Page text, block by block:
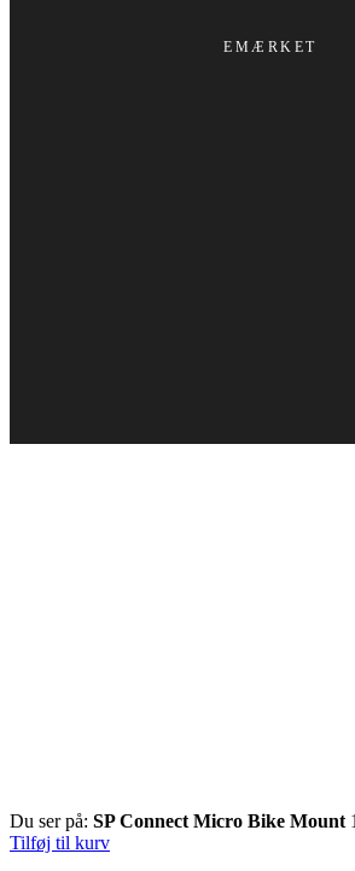
EMÆRKET
Du ser på: SP Connect Micro Bike Mount
Tilføj til kurv